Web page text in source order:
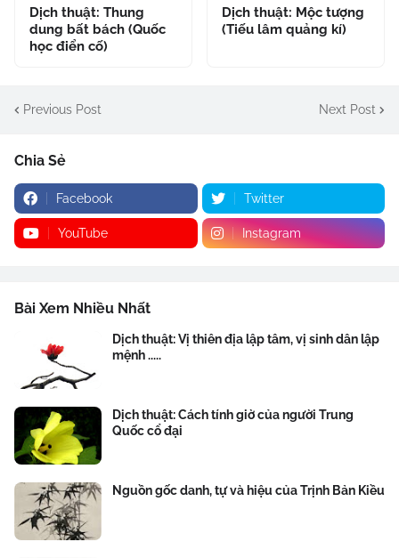
Dịch thuật: Thung
dung bất bách (Quốc
học điển cố)
Dịch thuật: Mộc tượng
(Tiếu lâm quảng kí)
Previous Post Next Post
Chia Sẻ
Facebook Twitter
YouTube Instagram
Bài Xem Nhiều Nhất
Dịch thuật: Vị thiên địa lập tâm, vị sinh dân lập
mệnh .....
Dịch thuật: Cách tính giờ của người Trung
Quốc cổ đại
Nguồn gốc danh, tự và hiệu của Trịnh Bản Kiều